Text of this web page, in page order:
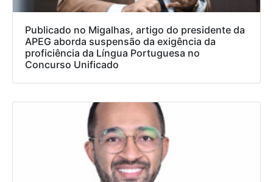
Publicado no Migalhas, artigo do presidente da
APEG aborda suspensão da exigência da
proficiência da Língua Portuguesa no
Concurso Unificado